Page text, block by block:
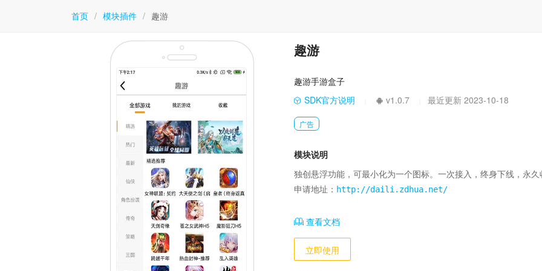
首页 / 模块插件 / 趣游
趣游
趣游手游盒子
SDK官方说明
v1.0.7 最近更新 2023-10-18
广告
模块说明
独创悬浮功能，可最小化为一个图标。一次接入，终身下线，永久
申请地址： http://daili.zdhua.net/
查看文档
立即使用